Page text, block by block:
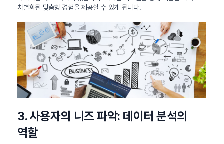
차별화된 맞춤형 경험을 제공할 수 있게 됩니다.
3. 사용자의 니즈 파악: 데이터 분석의
역할